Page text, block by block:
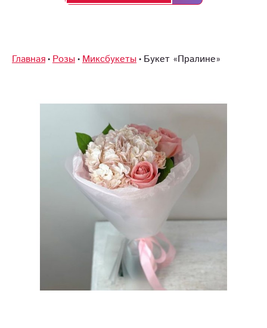
Главная Розы Миксбукеты Букет «Пралине»